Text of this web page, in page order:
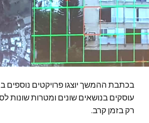
בכתבת ההמשך יוצגו פרויקטים נוספים
עוסקים בנושאים שונים ומטרות שונות
רק בזמן קרב.